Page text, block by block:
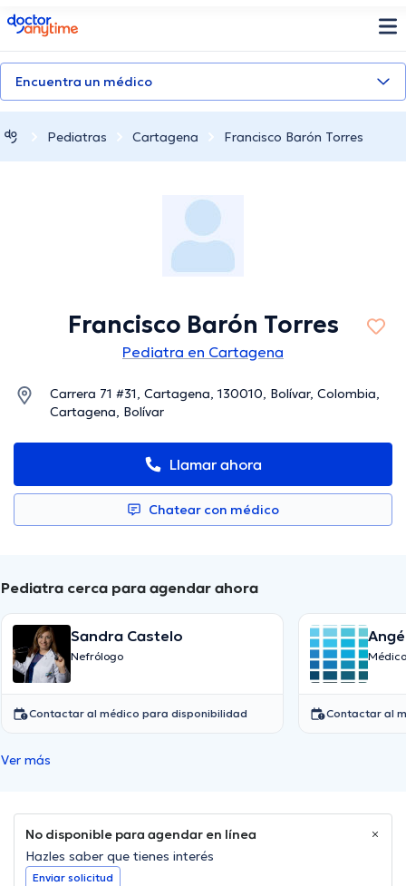
doctoranytime
Encuentra un médico
Pediatras Cartagena Francisco Barón Torres
Francisco Barón Torres
Pediatra en Cartagena
Carrera 71 #31, Cartagena, 130010, Bolívar, Colombia,
Cartagena, Bolívar
Llamar ahora
Chatear con médico
Pediatra cerca para agendar ahora
Sandra Castelo
Nefrólogo
Contactar al médico para disponibilidad Contactar al
Ver más
No disponible para agendar en línea
Hazles saber que tienes interés
Enviar solicitud